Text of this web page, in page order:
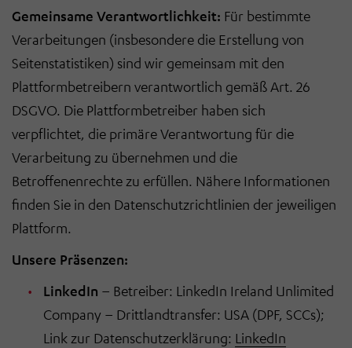
Gemeinsame Verantwortlichkeit: Für bestimmte
Verarbeitungen (insbesondere die Erstellung von
Seitenstatistiken) sind wir gemeinsam mit den
Plattformbetreibern verantwortlich gemäß Art. 26
DSGVO. Die Plattformbetreiber haben sich
verpflichtet, die primäre Verantwortung für die
Verarbeitung zu übernehmen und die
Betroffenenrechte zu erfüllen. Nähere Informationen
finden Sie in den Datenschutzrichtlinien der jeweiligen
Plattform.
Unsere Präsenzen:
LinkedIn – Betreiber: LinkedIn Ireland Unlimited
Company – Drittlandtransfer: USA (DPF, SCCs);
Link zur Datenschutzerklärung: LinkedIn